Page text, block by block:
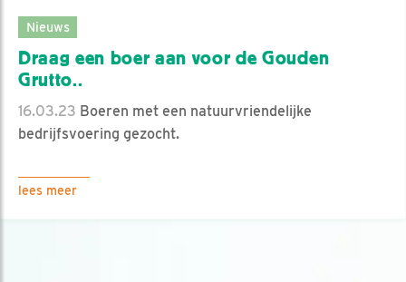
Nieuws
Draag een boer aan voor de Gouden
Grutto..
16.03.23 Boeren met een natuurvriendelijke
bedrijfsvoering gezocht.
lees meer